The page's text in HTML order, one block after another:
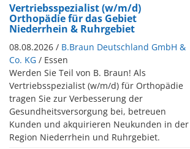
Vertriebsspezialist (w/m/d)
Orthopädie für das Gebiet
Niederrhein & Ruhrgebiet
08.08.2026 / B.Braun Deutschland GmbH &
Co. KG / Essen
Werden Sie Teil von B. Braun! Als
Vertriebsspezialist (w/m/d) für Orthopädie
tragen Sie zur Verbesserung der
Gesundheitsversorgung bei, betreuen
Kunden und akquirieren Neukunden in der
Region Niederrhein und Ruhrgebiet.